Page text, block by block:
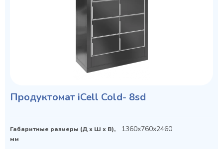
Продуктомат iCell Cold- 8sd
Габаритные размеры (Д х Ш х В),
мм
1360x760x2460